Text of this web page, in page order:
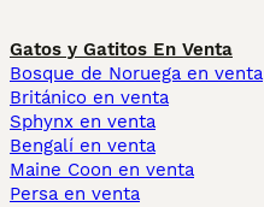
Gatos y Gatitos En Venta
Bosque de Noruega en venta
Británico en venta
Sphynx en venta
Bengalí en venta
Maine Coon en venta
Persa en venta